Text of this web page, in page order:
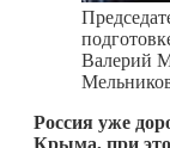
Валерий
Россия уже
Крыма, при